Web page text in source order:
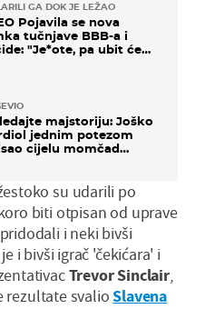
GA DOK JE LEŽAO
Pojavila se nova
tučnjave BBB-a i
"Je*ote, pa ubit će
majstoriju: Joško
jednim potezom
cijelu momčad
su udarili po
biti otpisan od uprave
i neki bivši
i bivši igrač 'čekićara' i
Trevor Sinclair,
rezultate svalioSlavena